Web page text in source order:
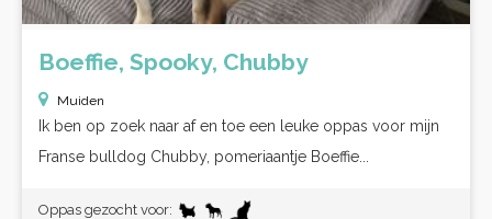
Boeffie, Spooky, Chubby
Muiden
Ik ben op zoek naar af en toe een leuke oppas voor mijn
Franse bulldog Chubby, pomeriaantje Boeffie...
Oppas gezocht voor: